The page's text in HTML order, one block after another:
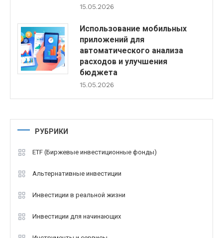
15.05.2026
Использование мобильных
приложений для
автоматического анализа
расходов и улучшения
бюджета
15.05.2026
РУБРИКИ
ETF (Биржевые инвестиционные фонды)
Альтернативные инвестиции
Инвестиции в реальной жизни
Инвестиции для начинающих